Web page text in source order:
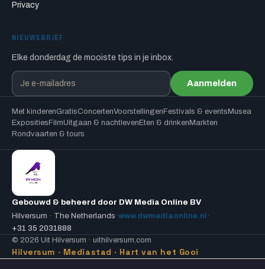
Privacy
NIEUWSBRIEF
Elke donderdag de mooiste tips in je inbox.
Aanmelden
Met kinderenGratisConcertenVoorstellingen Festivals & events Musea
Exposities FilmUitgaan & nachtleven Eten & drinken Markten
Rondvaarten & tours
Gebouwd & beheerd door DW Media Online BV
Hilversum · The Netherlands ·www.dwmediaonline.nl ·
+31 35 2031888
© 2026 Uit Hilversum · uithilversum.com
Hilversum · Mediastad · Hart van het Gooi